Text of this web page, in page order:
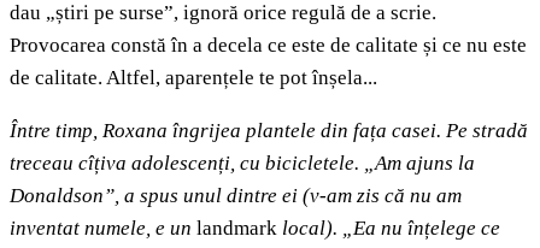
dau „știri pe surse”, ignoră orice regulă de a scrie.
Provocarea constă în a decela ce este de calitate și ce nu este
de calitate. Altfel, aparențele te pot înșela...
Între timp, Roxana îngrijea plantele din fața casei. Pe stradă
treceau cîțiva adolescenți, cu bicicletele. „Am ajuns la
Donaldson”, a spus unul dintre ei (v-am zis că nu am
inventat numele, e un landmark local). „Ea nu înțelege ce